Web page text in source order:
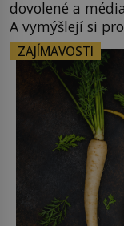
dovolené a
A vymýšlejí si
nezajímají. Proč
zrovna s
od poloviny 19.
ZAJÍMAVOSTI